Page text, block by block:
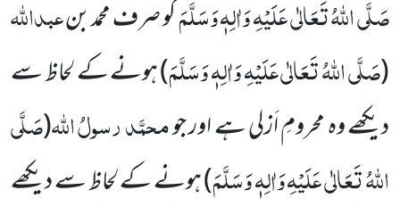
صَلَّی اللہُ تَعَالٰی عَلَیْہِ وَاٰلِہٖ وَسَلَّمَکو صرف محمد بنعبداللہ
(صَلَّی اللہُ تَعَالٰی عَلَیْہِ وَاٰلِہٖ وَسَلَّمَ) ہونے کے لحاظ سے
دیکھے وہ محرومِ اَزلی ہے اور جومحمَّدرسولُ اللہ(صَلَّی
اللہُ تَعَالٰی عَلَیْہِ وَاٰلِہٖ وَسَلَّمَ) ہونے کے لحاظ سے دیکھے